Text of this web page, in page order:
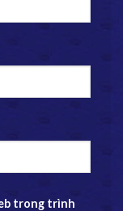
trong trình